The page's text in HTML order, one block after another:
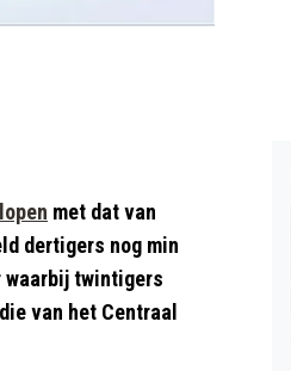
lopen met dat van
dertigers nog min
twintigers
van het Centraal